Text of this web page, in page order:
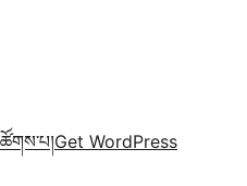
ཚོགས་པ།Get WordPress